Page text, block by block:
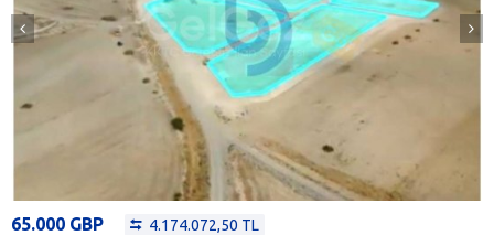
65.000 GBP 4.174.072,50 TL